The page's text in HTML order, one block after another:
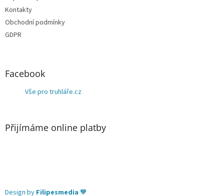
Kontakty
Obchodní podmínky
GDPR
Facebook
Vše pro truhláře.cz
Přijímáme online platby
Design by Filipesmedia 🧡